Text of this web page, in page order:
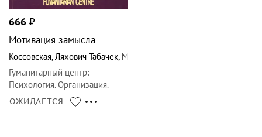
666 ₽
Мотивация замысла
Коссовская,Ляхович-Табачек, Марушевский
Гуманитарный центр:
Психология. Организация.
Персонал
ОЖИДАЕТСЯ